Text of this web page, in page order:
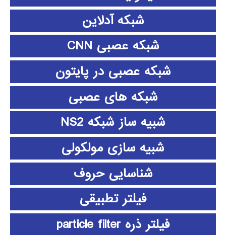
شبکه آدلاین
شبکه عصبی CNN
شبکه عصبی در پایتون
شبکه های عصبی
شبیه ساز شبکه NS2
شبیه سازی مولکولی
شناسایی حروف
فیلتر تطبیقی
فیلتر ذره particle filter